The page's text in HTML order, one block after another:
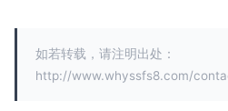
如若转载，请注明出处：
http://www.whyssfs8.com/